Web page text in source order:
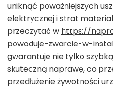
uniknąć poważniejszych
elektrycznej i strat
przeczytać w https://
powoduje-zwarcie-w-
gwarantuje nie tylko
skuteczną naprawę, co
przedłużenie żywotności